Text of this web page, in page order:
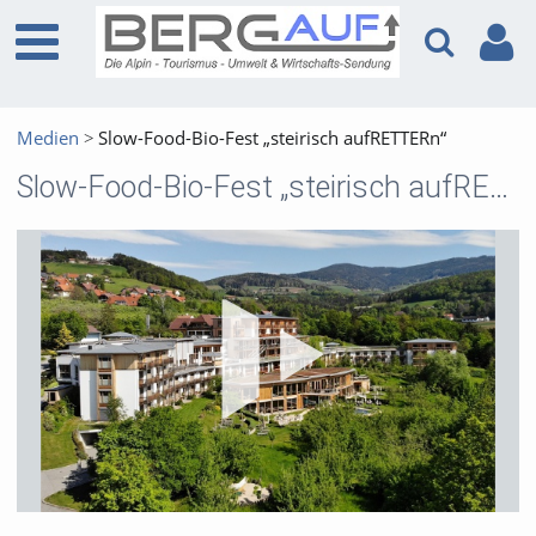
Medien Slow-Food-Bio-Fest „steirisch aufRETTERn“
Slow-Food-Bio-Fest „steirisch aufRETTERn“